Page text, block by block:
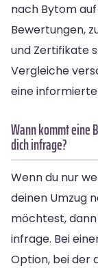
nach Bytom
Bewertungen,
und Zertifikate
Vergleiche
eine
Wann kommt eine
dich infrage?
Wenn du nur
deinen Umzug
möchtest,
infrage. Bei
Option, bei der